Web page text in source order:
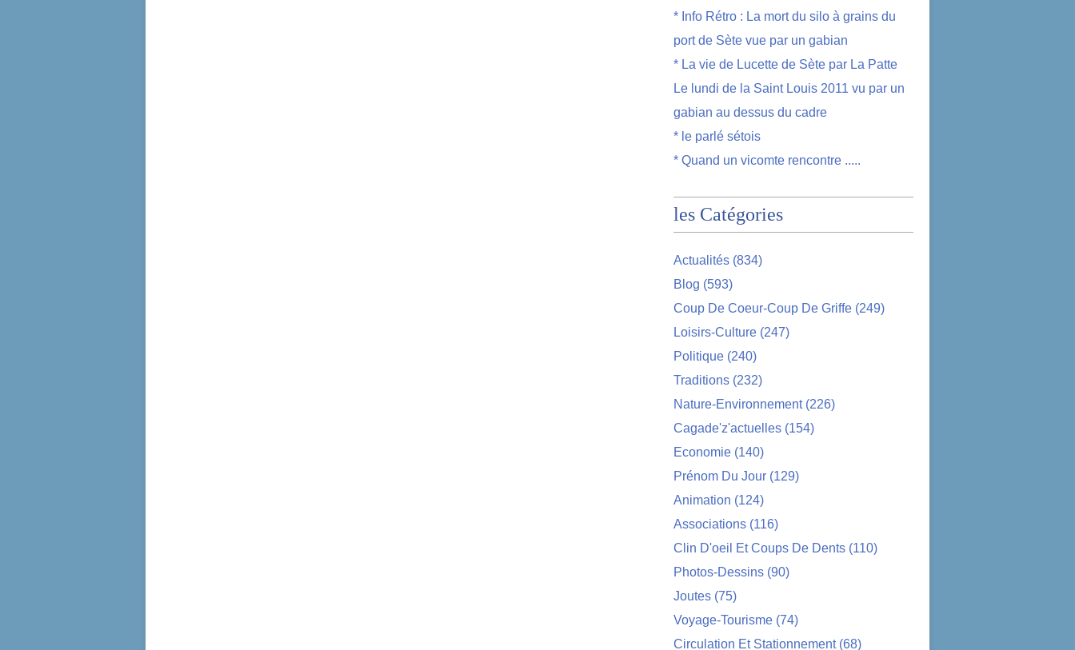
* Info Rétro : La mort du silo à grains du
port de Sète vue par un gabian
* La vie de Lucette de Sète par La Patte
Le lundi de la Saint Louis 2011 vu par un
gabian au dessus du cadre
* le parlé sétois
* Quand un vicomte rencontre .....
les Catégories
Actualités (834)
Blog (593)
Coup De Coeur-Coup De Griffe (249)
Loisirs-Culture (247)
Politique (240)
Traditions (232)
Nature-Environnement(226)
Cagade'z'actuelles (154)
Economie (140)
Prénom Du Jour (129)
Animation (124)
Associations (116)
Clin D'oeil Et Coups De Dents (110)
Photos-Dessins (90)
Joutes (75)
Voyage-Tourisme (74)
Circulation Et Stationnement(68)